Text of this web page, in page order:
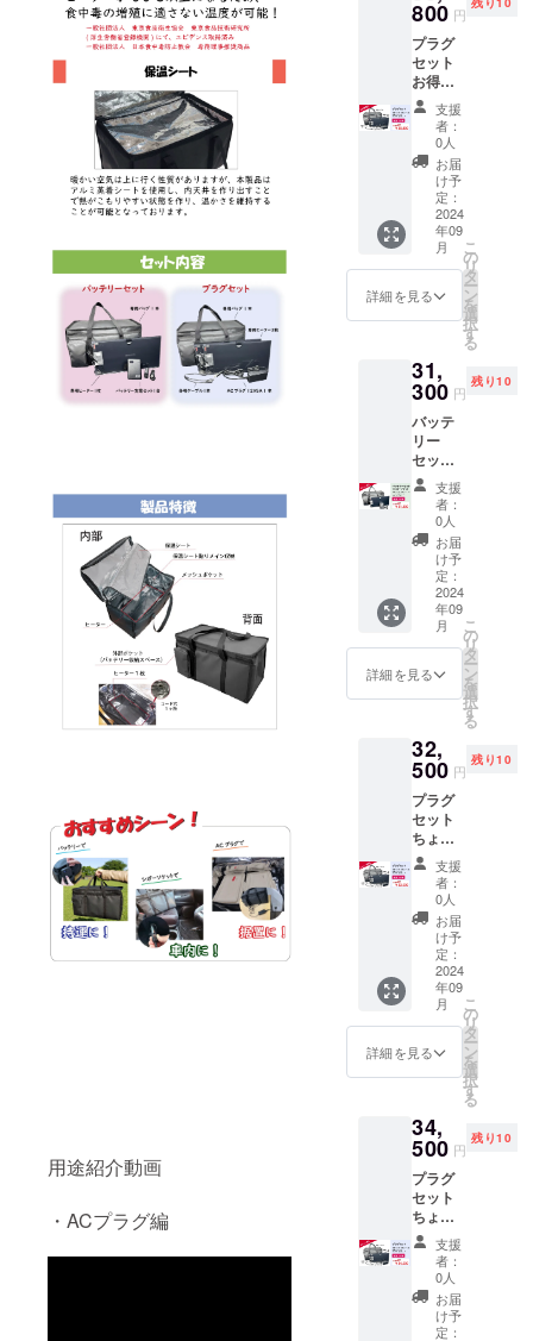
用途紹介動画
・ACプラグ編
マーク
（その
他法定
表示を
含む）
表示あ
り お出
かけ時
や災害
時等の
際に車
内でも
シガー
ソケッ
トを使
うこと
熱機能
をプラ
スでき
るシン
プル
セット
※バッグ
生地な
どが耐
熱素材
でない
場合な
どの破
損は保
証対象
外とな
ター１
枚+専用
バッテ
リー2台
※バッテ
リーは
PSE
マーク
（その
他法定
表示を
含む）
表示あ
800 円
プラグ
セット
お得
割 定
価
38,500
円(税込)
から約
20%OF
30,800
円(税込)
にてご
提供し
ます。
・セッ
専用
バッグ
１本／
専用
ヒー
ター2枚
／分岐
ケーブ
ル１本
／
12V/5A
のACプ
ラグ１
本 ※プ
ラグは
PSE
マーク
含む）
表示あ
り コン
セント
からの
給電中
はずっ
と温か
さを
キープ
しま
す。 お
留守番
のお子
さんの
お昼や
ご家族
で温め
ずにす
ぐに食
べても
らえま
す。量
が少な
い場合
は１枚
での使
用も可
支援
者：
0人
お届
け予
定：
2024
年09
月
詳細を見る
こ
の
リ
タ
ー
ン
を
選
択
す
る
31,
300 円
残り10
バッテ
リー
セット
＋シ
ガーソ
ケッ
ト
ちょい
割 定
34,980
円(税込)
から約
10%OF
Fの
31,300
にてご
提供し
ます。
・セッ
ト内容
専用
バッグ1
本 ／
ヒー
ター1枚
／バッ
テリー
充電
セット1
台 ／シ
ガーソ
ケット
PSE
マーク
（その
他法定
表示を
含む）
表示あ
り お出
かけ時
や災害
時等の
際に車
支援
者：
0人
お届
け予
定：
2024
年09
月
詳細を見る
こ
の
リ
タ
ー
ン
を
選
択
す
る
32,
500 円
残り10
プラグ
セット
ちょい
得割
定価
38,500
円(税込)
から約
20%OF
32,500
円(税込)
にてご
提供し
ます。
・セッ
専用
バッグ
１本／
専用
ヒー
ター2枚
／分岐
ケーブ
ル１本
／
12V/5A
のACプ
支援
者：
0人
お届
け予
定：
2024
年09
月
詳細を見る
こ
の
リ
タ
ー
ン
を
選
択
す
る
34,
500 円
残り10
プラグ
セット
ちょい
割 定価
38,500
円(税込)
から約
10%OF
支援
者：
0人
お届
け予
定：